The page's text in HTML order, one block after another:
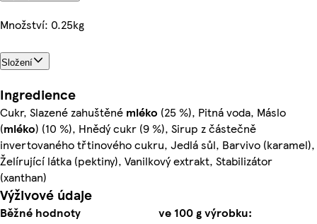
Množství: 0.25kg
Složení
Ingredience
Cukr, Slazené zahuštěné mléko (25 %), Pitná voda, Máslo
(mléko) (10 %), Hnědý cukr (9 %), Sirup z částečně
invertovaného třtinového cukru, Jedlá sůl, Barvivo (karamel),
Želírující látka (pektiny), Vanilkový extrakt, Stabilizátor
(xanthan)
Výživové údaje
Běžné hodnoty
ve 100 g výrobku: